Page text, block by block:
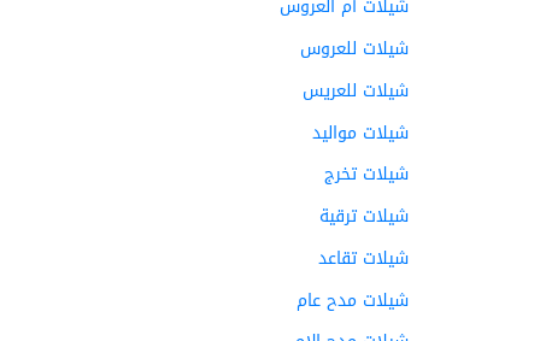
شيلات أم العروس
شيلات للعروس
شيلات للعريس
شيلات مواليد
شيلات تخرج
شيلات ترقية
شيلات تقاعد
شيلات مدح عام